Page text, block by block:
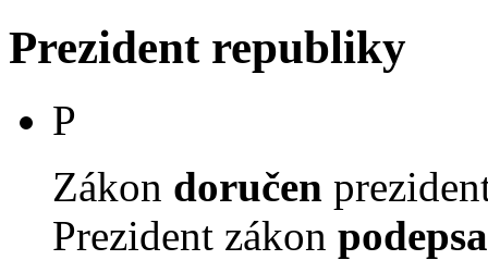
Prezident republiky
P
Zákon doručen
Prezident zákon